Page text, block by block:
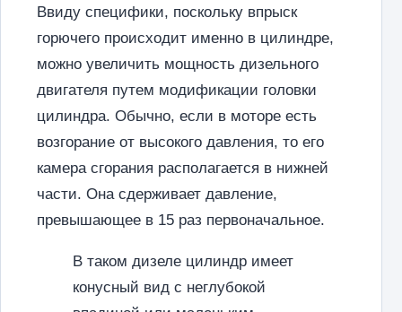
Ввиду специфики, поскольку впрыск
горючего происходит именно в цилиндре,
можно увеличить мощность дизельного
двигателя путем модификации головки
цилиндра. Обычно, если в моторе есть
возгорание от высокого давления, то его
камера сгорания располагается в нижней
части. Она сдерживает давление,
превышающее в 15 раз первоначальное.
В таком дизеле цилиндр имеет
конусный вид с неглубокой